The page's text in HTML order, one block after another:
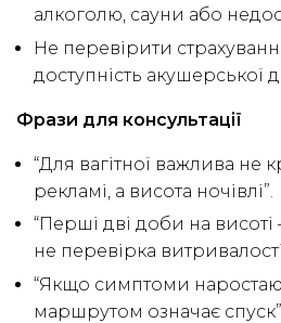
алкоголю, сауни або
Не перевірити
доступність акушерської
Фрази для консультації
“Для вагітної важлива не
рекламі, а висота ночівлі”.
“Перші дві доби на висоті
не перевірка
“Якщо симптоми
маршрутом означає